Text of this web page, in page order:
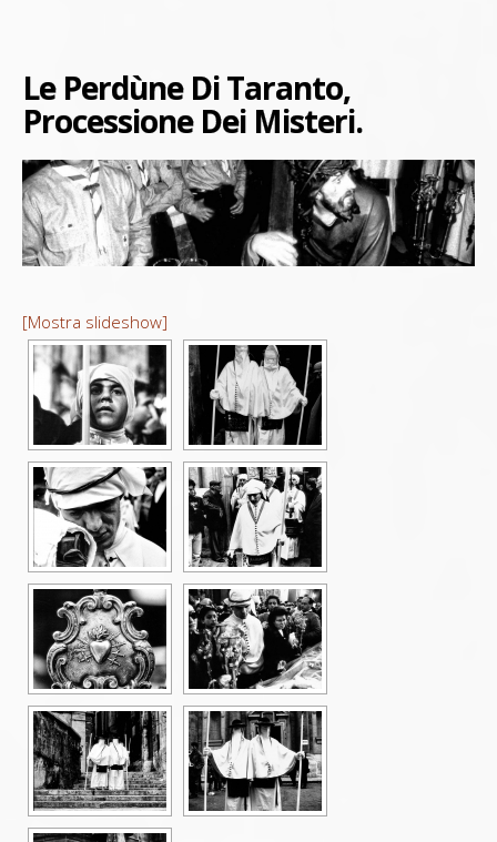
Le Perdùne Di Taranto,
Processione Dei Misteri.
[Mostra slideshow]